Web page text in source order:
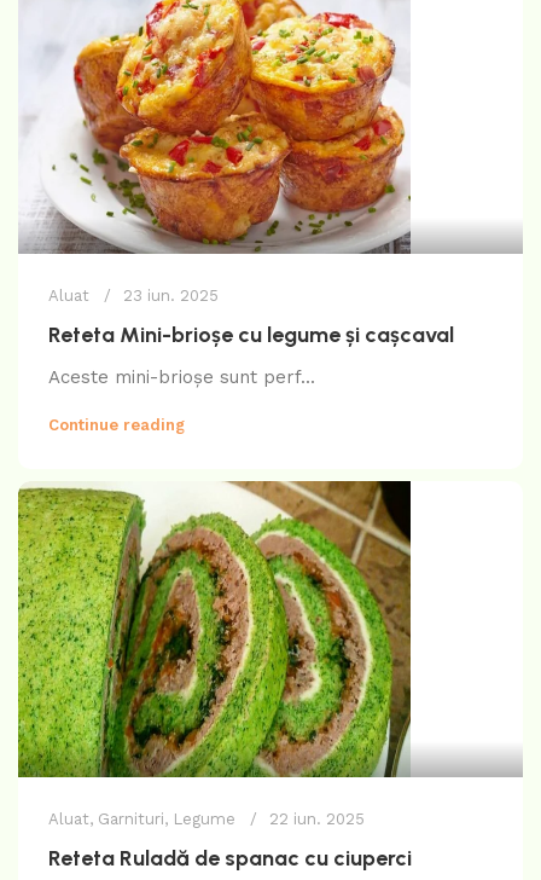
Aluat 23 iun. 2025
Reteta Mini-brioșe cu legume și cașcaval
Aceste mini-brioșe sunt perf...
Continue reading
Aluat, Garnituri, Legume 22 iun. 2025
Reteta Ruladă de spanac cu ciuperci